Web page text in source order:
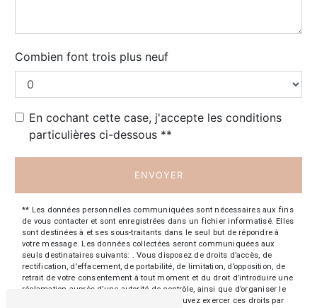
Combien font trois plus neuf
En cochant cette case, j'accepte les conditions
particulières ci-dessous **
ENVOYER
** Les données personnelles communiquées sont nécessaires aux fins
de vous contacter et sont enregistrées dans un fichier informatisé. Elles
sont destinées à et ses sous-traitants dans le seul but de répondre à
votre message. Les données collectées seront communiquées aux
seuls destinataires suivants: . Vous disposez de droits d’accès, de
rectification, d’effacement, de portabilité, de limitation, d’opposition, de
retrait de votre consentement à tout moment et du droit d’introduire une
réclamation auprès d’une autorité de contrôle, ainsi que d’organiser le
sort de vos données post-mortem. Vous pouvez exercer ces droits par